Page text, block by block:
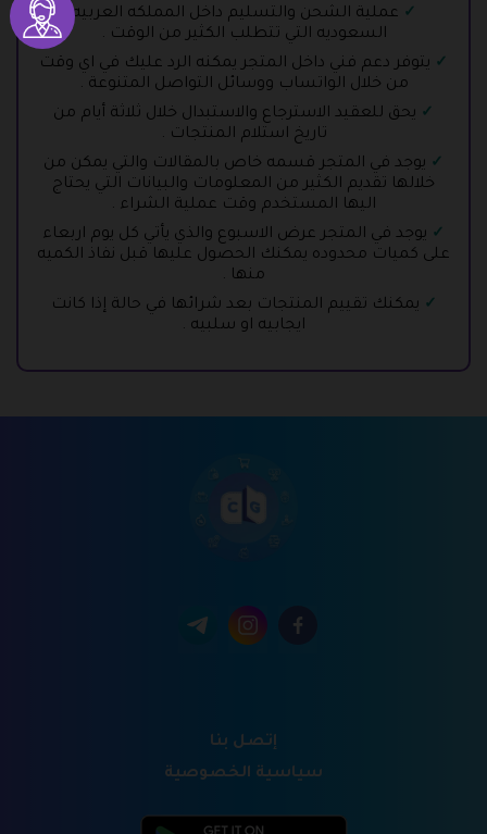
عملية الشحن والتسليم داخل المملكه العربيه
السعوديه التي تتطلب الكثير من الوقت .
يتوفر دعم فني داخل المتجر يمكنه الرد عليك في اي وقت
من خلال الواتساب ووسائل التواصل المتنوعة .
يحق للعقيد الاسترجاع والاستبدال خلال ثلاثة أيام من
تاريخ استلام المنتجات .
يوجد في المتجر قسمه خاص بالمقالات والتي يمكن من
خلالها تقديم الكثير من المعلومات والبيانات التي يحتاج
اليها المستخدم وقت عملية الشراء .
يوجد في المتجر عرض الاسبوع والذي يأتي كل يوم اربعاء
على كميات محدوده يمكنك الحصول عليها قبل نفاذ الكميه
منها .
يمكنك تقييم المنتجات بعد شرائها في حالة إذا كانت
ايجابيه او سلبيه .
إتصل بنا
سياسية الخصوصية